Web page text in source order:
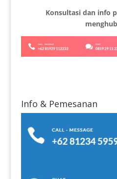
Konsultasi dan info
Info & Pemesanan